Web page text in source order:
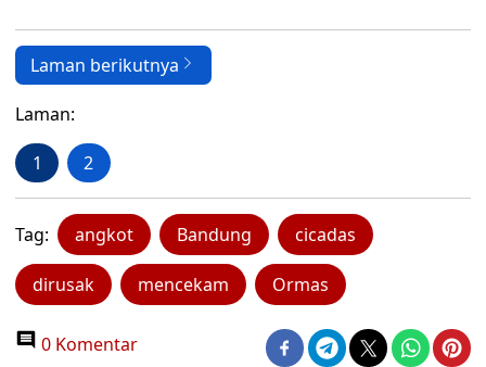
Laman berikutnya
Laman:
1 2
Tag: angkot Bandung cicadas
dirusak mencekam Ormas
0 Komentar